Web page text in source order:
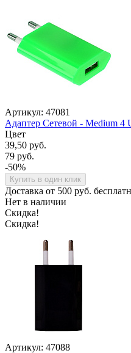
Артикул: 47081
Адаптер Сетевой - Medium 4
Цвет
39,50 руб.
79 руб.
-50%
Купить в один клик
Доставка от 500 руб.
Нет в наличии
Скидка!
Скидка!
Артикул: 47088